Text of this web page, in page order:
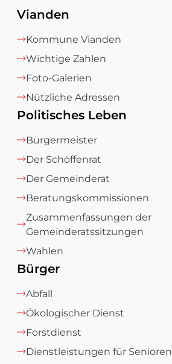
Vianden
Kommune Vianden
Wichtige Zahlen
Foto-Galerien
Nützliche Adressen
Politisches Leben
Bürgermeister
Der Schöffenrat
Der Gemeinderat
Beratungskommissionen
Zusammenfassungen der
Gemeinderatssitzungen
Wahlen
Bürger
Abfall
Ökologischer Dienst
Forstdienst
Dienstleistungen für Senioren